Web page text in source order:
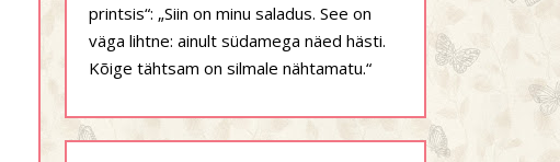
printsis“: „Siin on minu saladus. See on
väga lihtne: ainult südamega näed hästi.
Kõige tähtsam on silmale nähtamatu.“